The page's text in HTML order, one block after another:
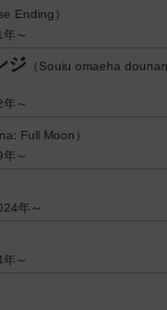
Ending）
～
ジ （Souiu omaeha
～
Full Moon）
～
年～
～